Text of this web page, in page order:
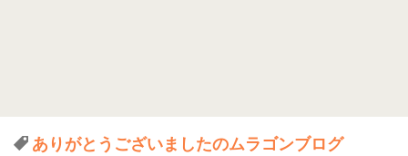
ありがとうございましたのムラゴンブログ